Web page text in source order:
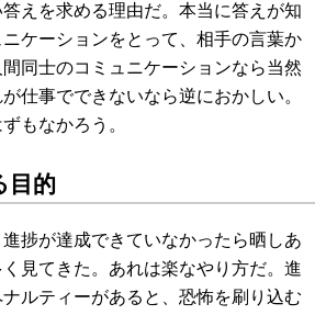
えを求める理由だ。本当に答えが知
ケーションをとって、相手の言葉か
同士のコミュニケーションなら当然
仕事でできないなら逆におかしい。
もなかろう。
目的
捗が達成できていなかったら晒しあ
見てきた。あれは楽なやり方だ。進
ルティーがあると、恐怖を刷り込む